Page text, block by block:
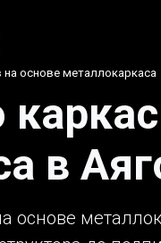
основе металлокаркаса
в
основе